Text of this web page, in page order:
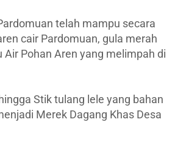
telah mampu secara
cair Pardomuan, gula merah
Air Pohan Aren yang melimpah di
Stik tulang lele yang bahan
Merek Dagang Khas Desa